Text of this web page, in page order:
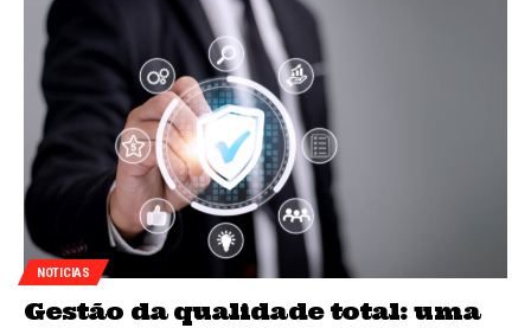
NOTICIAS
Gestão da qualidade total: uma